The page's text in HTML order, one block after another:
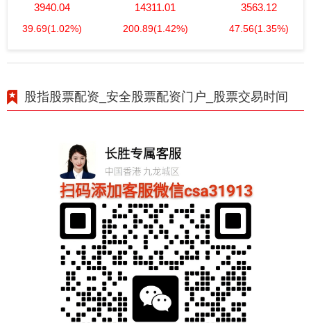
3940.04
39.69(1.02%)
14311.01
200.89(1.42%)
3563.12
47.56(1.35%)
股指股票配资_安全股票配资门户_股票交易时间